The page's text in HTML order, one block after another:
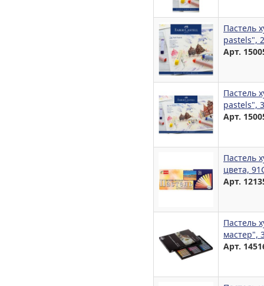
Пастель
pastels",
Арт.
Пастель
pastels",
Арт.
Пастель
цвета,
Арт.
Пастель
мастер",
Арт.